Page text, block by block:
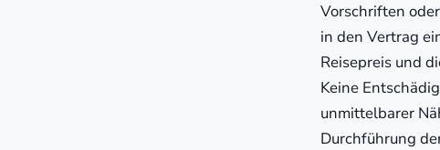
Vorschriften
in den Vertrag
Reisepreis und
Keine
unmittelbarer
Durchführung